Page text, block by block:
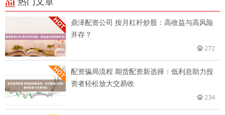
鼎泽配资公司 按月杠杆炒股：高收益与高风险
并存？
272
配资骗局流程 期货配资新选择：低利息助力投
资者轻松放大交易收
234